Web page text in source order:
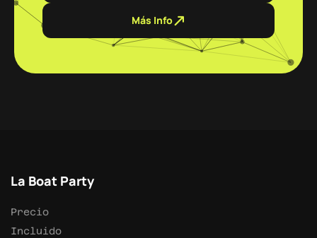
Más Info
La Boat Party
Precio
Incluido